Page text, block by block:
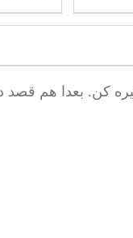
کن. بعدا هم